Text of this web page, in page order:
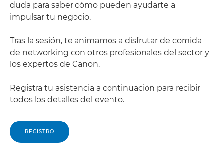
duda para saber cómo pueden ayudarte a
impulsar tu negocio.
Tras la sesión, te animamos a disfrutar de comida
de networking con otros profesionales del sector y
los expertos de Canon.
Registra tu asistencia a continuación para recibir
todos los detalles del evento.
REGISTRO